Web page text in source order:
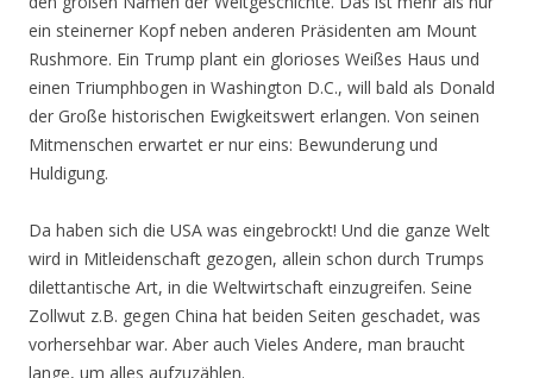
ein steinerner Kopf neben anderen Präsidenten am Mount
Rushmore. Ein Trump plant ein glorioses Weißes Haus und
einen Triumphbogen in Washington D.C., will bald als Donald
der Große historischen Ewigkeitswert erlangen. Von seinen
Mitmenschen erwartet er nur eins: Bewunderung und
Huldigung.
Da haben sich die USA was eingebrockt! Und die ganze Welt
wird in Mitleidenschaft gezogen, allein schon durch Trumps
dilettantische Art, in die Weltwirtschaft einzugreifen. Seine
Zollwut z.B. gegen China hat beiden Seiten geschadet, was
vorhersehbar war. Aber auch Vieles Andere, man braucht
lange, um alles aufzuzählen.